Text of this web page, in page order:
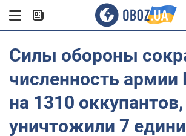
Силы обороны
численность
на 1310 оккупантов,
уничтожили 7